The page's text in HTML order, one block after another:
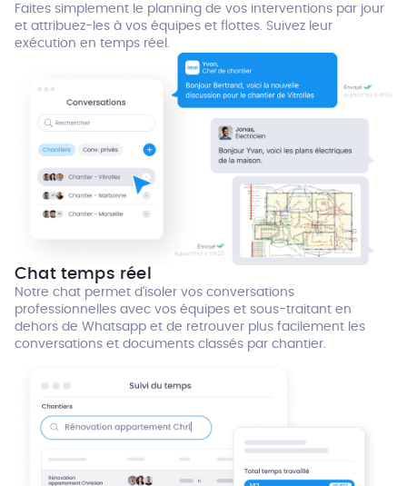
Faites simplement le planning de vos interventions par jour
et attribuez-les à vos équipes et flottes. Suivez leur
exécution en temps réel.
Chat temps réel
Notre chat permet d’isoler vos conversations
professionnelles avec vos équipes et sous-traitant en
dehors de Whatsapp et de retrouver plus facilement les
conversations et documents classés par chantier.